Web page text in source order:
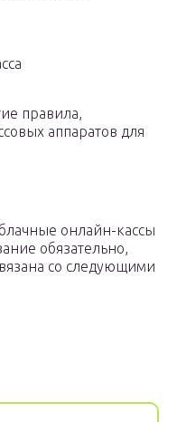
правила,
аппаратов для
онлайн-кассы
обязательно,
со следующими